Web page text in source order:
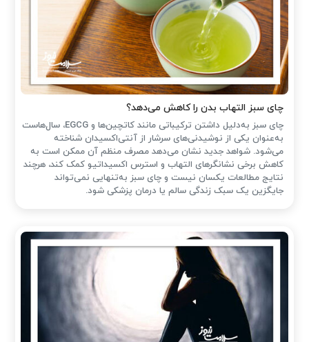
چای سبز التهاب بدن را کاهش می‌دهد؟
چای سبز به‌دلیل داشتن ترکیباتی مانند کاتچین‌ها و EGCG، سال‌هاست
به‌عنوان یکی از نوشیدنی‌های سرشار از آنتی‌اکسیدان شناخته
می‌شود. شواهد جدید نشان می‌دهد مصرف منظم آن ممکن است به
کاهش برخی نشانگرهای التهاب و استرس اکسیداتیو کمک کند، هرچند
نتایج مطالعات یکسان نیست و چای سبز به‌تنهایی نمی‌تواند
جایگزین یک سبک زندگی سالم یا درمان پزشکی شود.